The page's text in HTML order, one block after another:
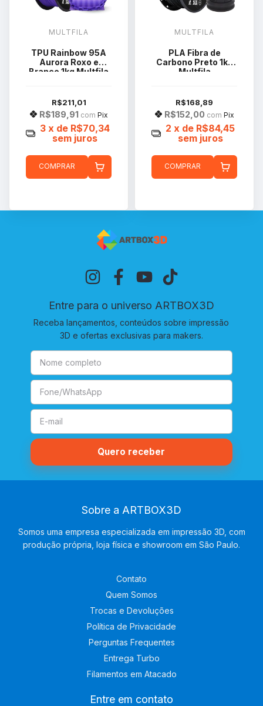
MULTFILA
TPU Rainbow 95A
Aurora Roxo e
Branco 1kg Multfila
R$211,01
R$189,91 com Pix
3 x de R$70,34
sem juros
COMPRAR
MULTFILA
PLA Fibra de
Carbono Preto 1kg
Multfila
R$168,89
R$152,00 com Pix
2 x de R$84,45
sem juros
COMPRAR
Entre para o universo ARTBOX3D
Receba lançamentos, conteúdos sobre impressão
3D e ofertas exclusivas para makers.
Sobre a ARTBOX3D
Somos uma empresa especializada em impressão 3D, com
produção própria, loja física e showroom em São Paulo.
Contato
Quem Somos
Trocas e Devoluções
Política de Privacidade
Perguntas Frequentes
Entrega Turbo
Filamentos em Atacado
Entre em contato